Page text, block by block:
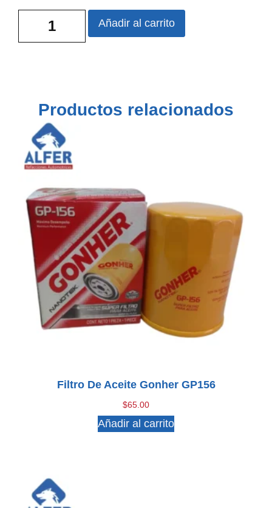
Añadir al carrito
Productos relacionados
Filtro De Aceite Gonher GP156
$65.00
Añadir al carrito